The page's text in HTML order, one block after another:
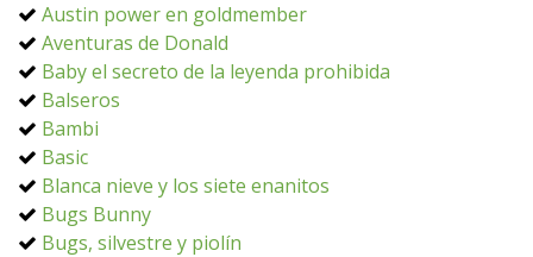
Austin power en goldmember
Aventuras de Donald
Baby el secreto de la leyenda prohibida
Balseros
Bambi
Basic
Blanca nieve y los siete enanitos
Bugs Bunny
Bugs, silvestre y piolín